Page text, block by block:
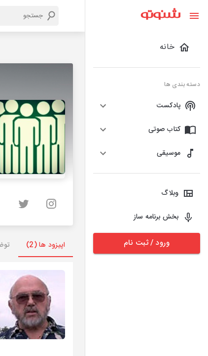
خانه
دسته بندی ها
پادکست
کتاب صوتی
موسیقی
وبلاگ
بخش برنامه ساز
ورود / ثبت نام اپیزود ها (2)